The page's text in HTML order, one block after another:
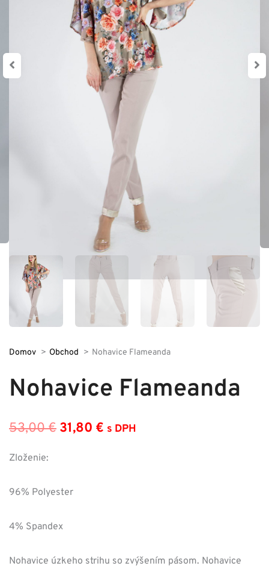
Domov Obchod Nohavice Flameanda
Nohavice Flameanda
53,00€ Pôvodná
31,80 € Aktuálna
s DPH
Zloženie:
96% Polyester
4% Spandex
Nohavice úzkeho strihu so zvýšením pásom. Nohavice